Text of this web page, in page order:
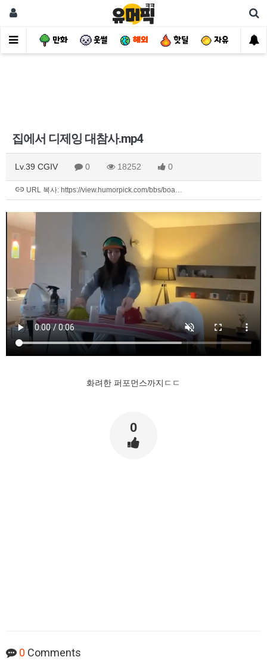
사건 만화 웃썰 해외 핫딜 자유
집에서 디제잉 대참사.mp4
Lv.39 CGIV 0 18252 0
URL 복사: https://view.humorpick.com/bbs/boa…
화려한 퍼포먼스까지ㄷㄷ
0
0 Comments